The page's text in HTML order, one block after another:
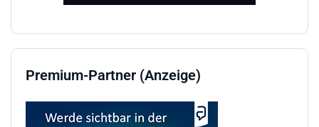
Premium-Partner (Anzeige)